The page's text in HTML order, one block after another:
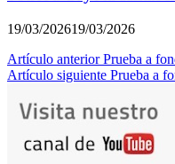
19/03/202619/03/2026
Navegación
de
entradas
Artículo anterior Prueba a
Artículo siguiente Prueba a